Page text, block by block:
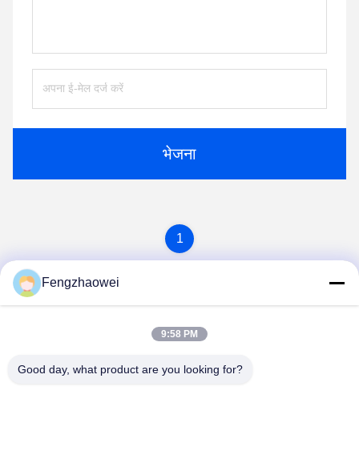
भेजना
1
Fengzhaowei
9:58 PM
Good day, what product are you looking for?